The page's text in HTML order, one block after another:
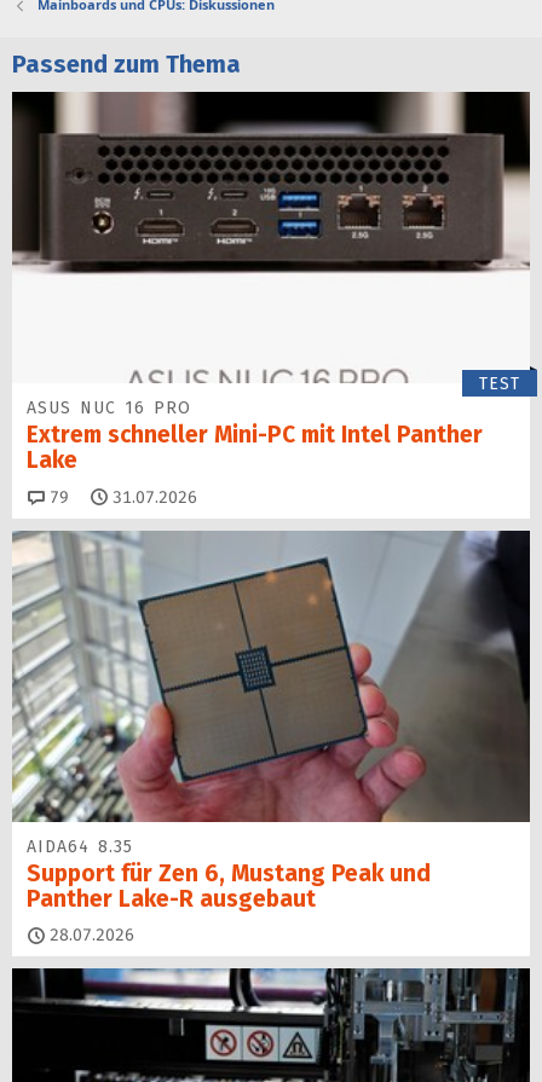
Mainboards und CPUs: Diskussionen
Passend zum Thema
TEST
ASUS NUC 16 PRO
Extrem schneller Mini-PC mit Intel Panther
Lake
79 Kommentare
31.07.2026
AIDA64 8.35
Support für Zen 6, Mustang Peak und
Panther Lake-R ausgebaut
28.07.2026